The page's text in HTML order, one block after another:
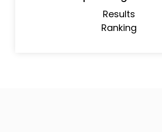
Results
Ranking